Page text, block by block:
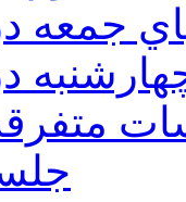
جمعه در
در
متفرقه